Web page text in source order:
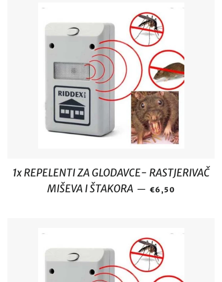
1x REPELENTI ZA GLODAVCE- RASTJERIVAČ
MIŠEVA I ŠTAKORA — REDOVNA CIJENA
€6,50